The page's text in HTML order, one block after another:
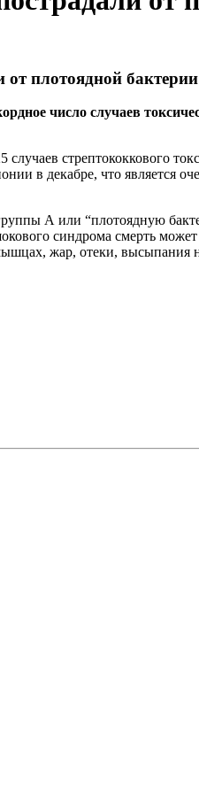
от плотоядной бактерии
число случаев
стрептококкового
в декабре, что является
А или “плотоядную
синдрома смерть может
жар, отеки, высыпания